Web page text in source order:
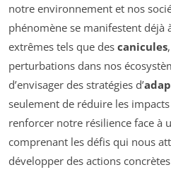
notre environnement et nos
phénomène se manifestent déjà
extrêmes tels que des canicules
perturbations dans nos
d’envisager des stratégies d’
seulement de réduire les
renforcer notre résilience face à
comprenant les défis qui nous
développer des actions